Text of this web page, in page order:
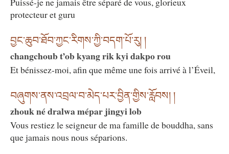
protecteur et guru
བྱང་ཆུབ་ཐོབ་ཀྱང་རིགས་ཀྱི་བདག་པོ་རུ། །
changchoub t’ob kyang rik kyi dakpo rou
Et bénissez-moi, afin que même une fois arrivé à l’Éveil,
བཞུགས་ནས་འབྲལ་བ་མེད་པར་བྱིན་གྱིས་རློབས། །
zhouk né dralwa mépar jingyi lob
Vous restiez le seigneur de ma famille de bouddha, sans
que jamais nous nous séparions.